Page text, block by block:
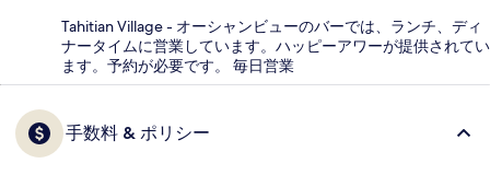
Tahitian Village - オーシャンビューのバーでは、ランチ、ディ
ナータイムに営業しています。ハッピーアワーが提供されてい
ます。予約が必要です。 毎日営業
手数料 & ポリシー